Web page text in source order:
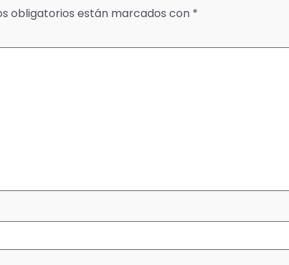
obligatorios están marcados con *